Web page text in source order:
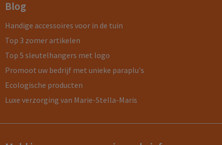
Blog
Handige accessoires voor in de tuin
Top 3 zomer artikelen
Top 5 sleutelhangers met logo
Promoot uw bedrijf met unieke paraplu's
Ecologische producten
Luxe verzorging van Marie-Stella-Maris